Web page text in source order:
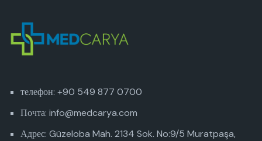
телефон: +90 549 877 0700
Почта: info@medcarya.com
Адрес: Güzeloba Mah. 2134 Sok. No:9/5 Muratpaşa,